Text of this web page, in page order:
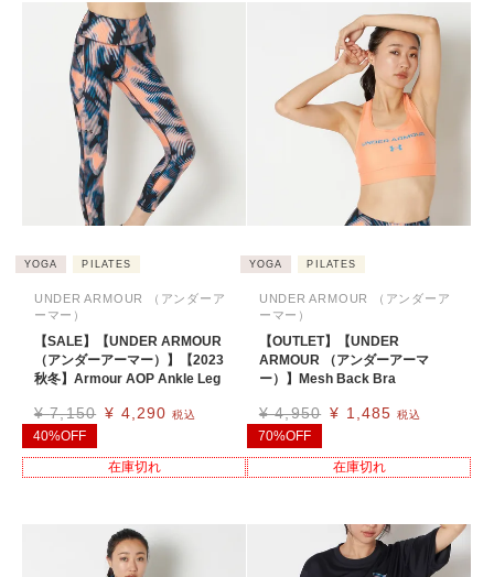
YOGA PILATES
UNDER ARMOUR （アンダーア
ーマー）
【SALE】【UNDER ARMOUR
（アンダーアーマー）】【2023
秋冬】Armour AOP Ankle Leg
¥ 7,150 ¥ 4,290 税込
40%OFF
在庫切れ
YOGA PILATES
UNDER ARMOUR （アンダーア
ーマー）
【OUTLET】【UNDER
ARMOUR （アンダーアーマ
ー）】Mesh Back Bra
¥ 4,950 ¥ 1,485 税込
70%OFF
在庫切れ